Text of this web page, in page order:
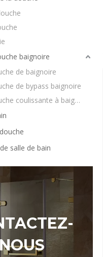
baignoire
de baignoire
de bypass baignoire
Porte de douche coulissante à baignoire
salle de bain
NOUS